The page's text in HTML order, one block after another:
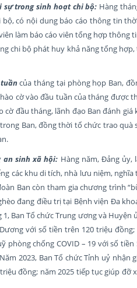
sự trong sinh hoạt chi bộ: Hàng
có nội dung báo cáo thông tin
làm báo cáo viên tổng hợp thông
chi bộ phát huy khả năng tổng
của tháng tại phòng họp Ban,
cờ vào đầu tuần của tháng được
đầu tháng, lãnh đạo Ban đánh
Ban, đồng thời tổ chức trao quà
an sinh xã hội: Hàng năm, Đảng ủy,
các khu di tích, nhà lưu niệm, nghĩa
Ban còn tham gia chương trình
đang điều trị tại Bệnh viện Đa
Ban Tổ chức Trung ương và
với số tiền trên 120 triệu
phòng chống COVID – 19 với số
2023, Ban Tổ chức Tỉnh uỷ nhận
đồng; năm 2025 tiếp tục giúp đỡ